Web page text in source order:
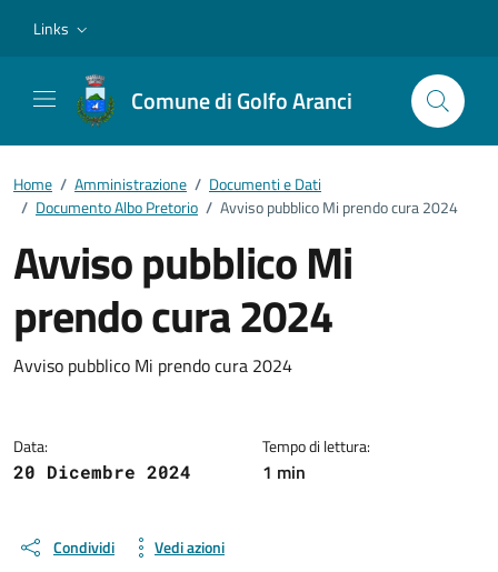
Links
Comune di Golfo Aranci
Home / Amministrazione / Documenti e Dati
/ Documento Albo Pretorio / Avviso pubblico Mi prendo cura 2024
Avviso pubblico Mi
prendo cura 2024
Dettagli del documento
Avviso pubblico Mi prendo cura 2024
Data:
20 Dicembre 2024
Tempo di lettura:
1 min
Condividi Vedi azioni